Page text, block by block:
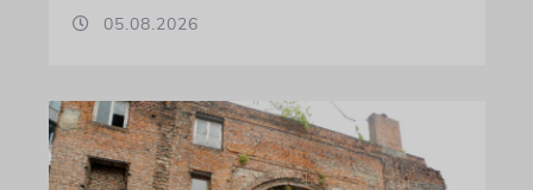
05.08.2026